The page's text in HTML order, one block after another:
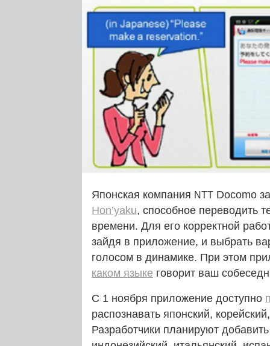
Японская компания NTT Docomo
Hon’yaku, способное переводить
времени. Для его корректной
зайдя в приложение, и выбрать
голосом в динамике. При этом
каком языке говорит ваш
С 1 ноября приложение доступно
распознавать японский,
Разработчики планируют